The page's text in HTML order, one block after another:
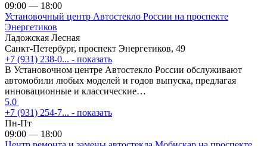
09:00 — 18:00
Установочный центр Автостекло России на проспекте
Энергетиков
Ладожская Лесная
Санкт-Петербург, проспект Энергетиков, 49
+7 (931) 238-0... - показать
В Установочном центре Автостекло России обслуживают
автомобили любых моделей и годов выпуска, предлагая
инновационные и классические…
5.0
+7 (931) 254-7... - показать
Пн-Пт
09:00 — 18:00